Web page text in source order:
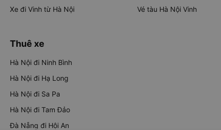
Xe đi Vinh từ Hà Nội
Vé tàu Hà Nội Vinh
Thuê xe
Hà Nội đi Ninh Bình
Hà Nội đi Hạ Long
Hà Nội đi Sa Pa
Hà Nội đi Tam Đảo
Đà Nẵng đi Hội An